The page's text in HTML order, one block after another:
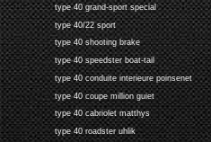
type 40 grand-sport special
type 40/22 sport
type 40 shooting brake
type 40 speedster boat-tail
type 40 conduite interieure poinsenet
type 40 coupe million guiet
type 40 cabriolet matthys
type 40 roadster uhlik